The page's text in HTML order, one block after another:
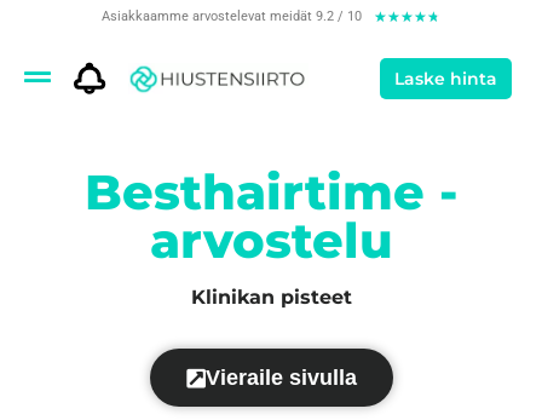
Asiakkaamme arvostelevat meidät 9.2 / 10 ★★★★★
Laske hinta
Besthairtime -
arvostelu
Klinikan pisteet
Vieraile sivulla